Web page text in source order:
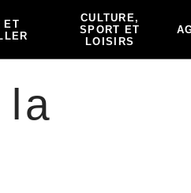
ET
CULTURE,
SPORT ET
LOISIRS